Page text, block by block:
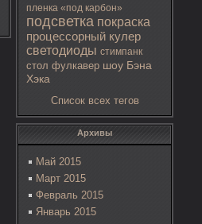
пленка «под карбон»
подсветка покраска
процессорный кулер
светодиоды стимпанк
стол фулкавер шоу Бэна
Хэка
Список всех тегов
Архивы
Май 2015
Март 2015
Февраль 2015
Январь 2015